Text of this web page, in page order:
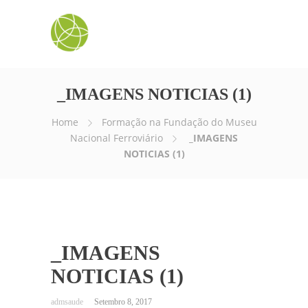
_IMAGENS NOTICIAS (1)
Home
Formação na Fundação do Museu
Nacional Ferroviário
_IMAGENS
NOTICIAS (1)
_IMAGENS
NOTICIAS (1)
Setembro 8, 2017